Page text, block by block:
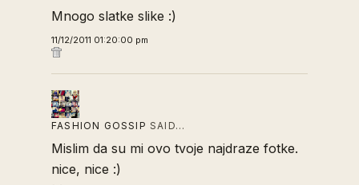
Mnogo slatke slike :)
11/12/2011 01:20:00 pm
FASHION GOSSIP SAID…
Mislim da su mi ovo tvoje najdraze fotke.
nice, nice :)